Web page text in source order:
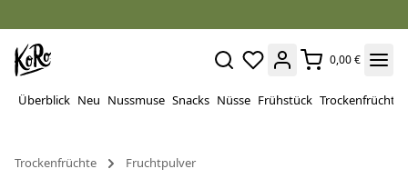
0,00 €
Überblick Neu Nussmuse Snacks Nüsse Frühstück Trockenfrüchte
Trockenfrüchte
Fruchtpulver